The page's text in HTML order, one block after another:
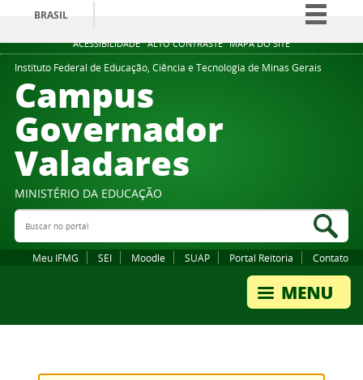
ACESSIBILIDADE ALTO CONTRASTE MAPA DO SITE
BRASIL
Simplifique!
Comunica BR
Instituto Federal de Educação, Ciência e Tecnologia de Minas Gerais
Campus
Governador
Valadares
MINISTÉRIO DA EDUCAÇÃO
Buscar no portal
Meu IFMG SEI Moodle SUAP Portal Reitoria Contato